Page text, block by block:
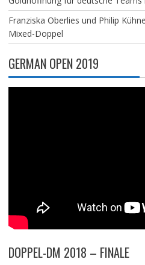
Franziska Oberlies und Philip
Mixed-Doppel
GERMAN OPEN 2019
DOPPEL-DM 2018 – FINALE